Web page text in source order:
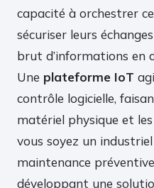
capacité à orchestrer
sécuriser leurs
brut d’informations en
Une plateforme IoT
contrôle logicielle,
matériel physique et
vous soyez un
maintenance
développant une